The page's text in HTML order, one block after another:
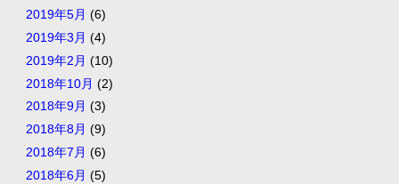
2019年5月 (6)
2019年3月 (4)
2019年2月 (10)
2018年10月 (2)
2018年9月 (3)
2018年8月 (9)
2018年7月 (6)
2018年6月 (5)